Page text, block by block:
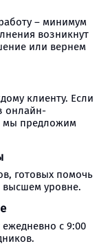
– минимум
возникнут
или вернем
клиенту. Если
онлайн-
мы предложим
готовых помочь
уровне.
с 9:00